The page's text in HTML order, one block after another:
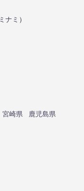
ナミ ）
宮崎県
鹿児島県